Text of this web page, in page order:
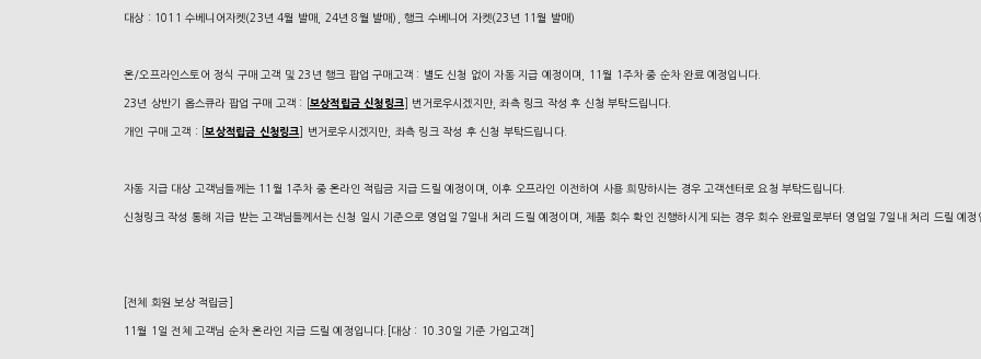
대상 : 1011 수베니어자켓(23년 4월 발매, 24년 8월 발매), 행크 수베니어 자켓(23년 11월 발매)
온/오프라인스토어 정식 구매 고객 및 23년 행크 팝업 구매고객 : 별도 신청 없이 자동 지급 예정이며, 11월 1주차 중 순차 완료 예정입니다.
23년 상반기 옵스큐라 팝업 구매 고객 : [ 보상적립금 신청링크 ] 번거로우시겠지만, 좌측 링크 작성 후 신청 부탁드립니다.
개인 구매 고객 : [보상적립금 신청링크 ] 번거로우시겠지만, 좌측 링크 작성 후 신청 부탁드립니다.
자동 지급 대상 고객님들께는 11월 1주차 중 온라인 적립금 지급 드릴 예정이며, 이후 오프라인 이전하여 사용 희망하시는 경우 고객센터로 요청 부탁드립니다.
신청링크 작성 통해 지급 받는 고객님들께서는 신청 일시 기준으로 영업일 7일내 처리 드릴 예정이며, 제품 회수 확인 진행하시게 되는 경우 회수 완료일로부터 영업일 7일내 처리 드릴 예정
[전체 회원 보상 적립금]
11월 1일 전체 고객님 순차 온라인 지급 드릴 예정입니다.[대상 : 10.30일 기준 가입고객]